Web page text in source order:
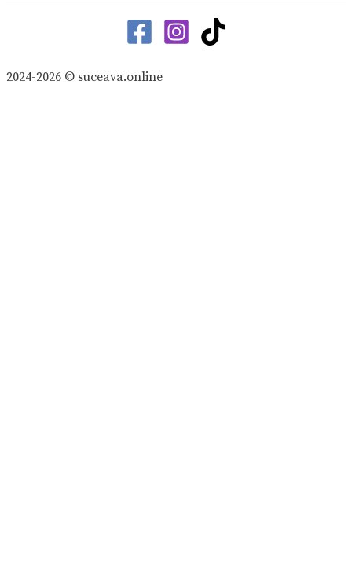
2024-2026 © suceava.online